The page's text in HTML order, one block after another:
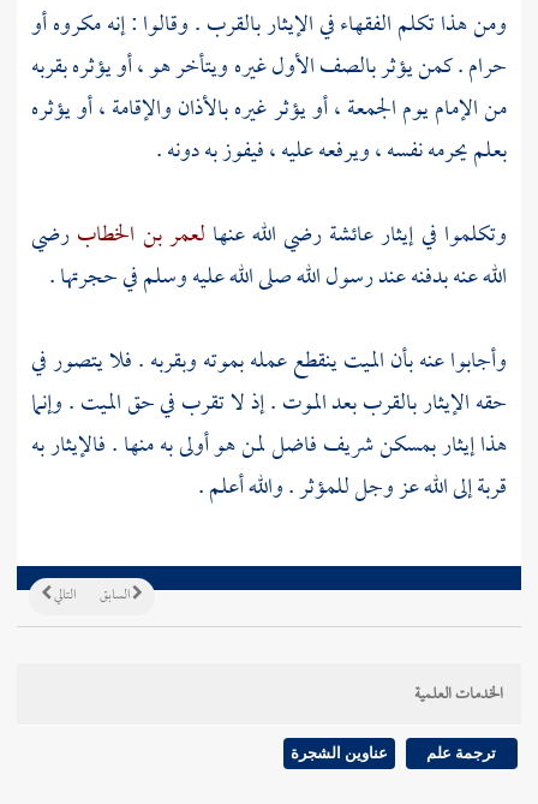
ومن هذا تكلم الفقهاء في الإيثار بالقرب . وقالوا : إنه مكروه أو
حرام . كمن يؤثر بالصف الأول غيره ويتأخر هو ، أو يؤثره بقربه
من الإمام يوم الجمعة ، أو يؤثر غيره بالأذان والإقامة ، أو يؤثره
بعلم يحرمه نفسه ، ويرفعه عليه ، فيفوز به دونه .
وتكلموا في إيثارعائشةرضي الله عنها لعمر بن الخطابرضي
الله عنه بدفنه عند رسول الله صلى الله عليه وسلم في حجرتها .
وأجابوا عنه بأن الميت ينقطع عمله بموته وبقربه . فلا يتصور في
حقه الإيثار بالقرب بعد الموت . إذ لا تقرب في حق الميت . وإنما
هذا إيثار بمسكن شريف فاضل لمن هو أولى به منها . فالإيثار به
قربة إلى الله عز وجل للمؤثر . والله أعلم .
التالي السابق
الخدمات العلمية
ترجمة علم عناوين الشجرة